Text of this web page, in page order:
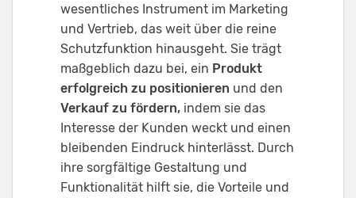
wesentliches Instrument im Marketing
und Vertrieb, das weit über die reine
Schutzfunktion hinausgeht. Sie trägt
maßgeblich dazu bei, ein Produkt
erfolgreich zu positionieren und den
Verkauf zu fördern, indem sie das
Interesse der Kunden weckt und einen
bleibenden Eindruck hinterlässt. Durch
ihre sorgfältige Gestaltung und
Funktionalität hilft sie, die Vorteile und